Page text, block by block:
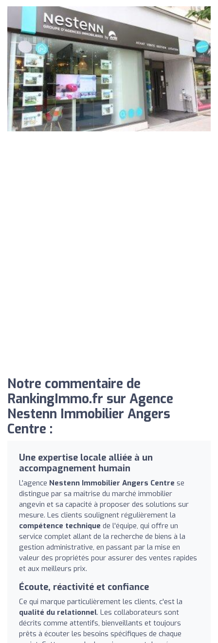
Notre commentaire de
RankingImmo.fr sur Agence
Nestenn Immobilier Angers
Centre :
Une expertise locale alliée à un
accompagnement humain
L'agence Nestenn Immobilier Angers Centre se
distingue par sa maîtrise du marché immobilier
angevin et sa capacité à proposer des solutions sur
mesure. Les clients soulignent régulièrement la
compétence technique de l'équipe, qui offre un
service complet allant de la recherche de biens à la
gestion administrative, en passant par la mise en
valeur des propriétés pour assurer des ventes rapides
et aux meilleurs prix.
Écoute, réactivité et confiance
Ce qui marque particulièrement les clients, c'est la
qualité du relationnel. Les collaborateurs sont
décrits comme attentifs, bienveillants et toujours
prêts à écouter les besoins spécifiques de chaque